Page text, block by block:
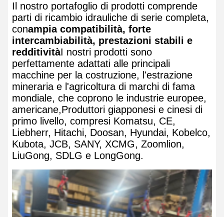
Il nostro portafoglio di prodotti comprende
parti di ricambio idrauliche di serie completa,
conampia compatibilità, forte
intercambiabilità, prestazioni stabili e
redditivitàI nostri prodotti sono
perfettamente adattati alle principali
macchine per la costruzione, l'estrazione
mineraria e l'agricoltura di marchi di fama
mondiale, che coprono le industrie europee,
americane,Produttori giapponesi e cinesi di
primo livello, compresi Komatsu, CE,
Liebherr, Hitachi, Doosan, Hyundai, Kobelco,
Kubota, JCB, SANY, XCMG, Zoomlion,
LiuGong, SDLG e LongGong.